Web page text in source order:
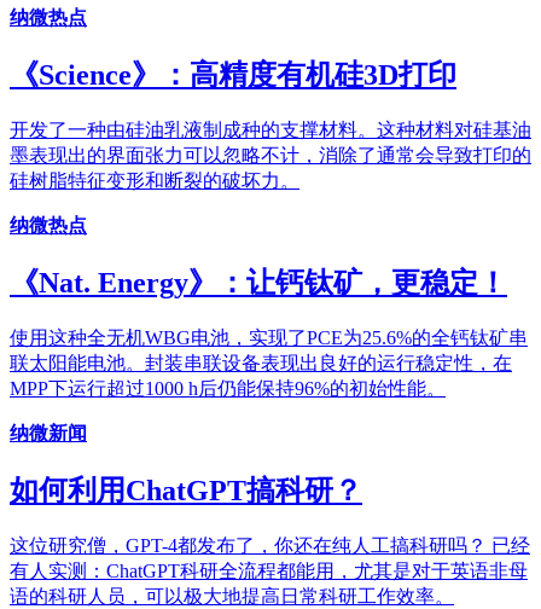
纳微热点
《Science》：高精度有机硅3D打印
开发了一种由硅油乳液制成种的支撑材料。这种材料对硅基油
墨表现出的界面张力可以忽略不计，消除了通常会导致打印的
硅树脂特征变形和断裂的破坏力。
纳微热点
《Nat. Energy》：让钙钛矿，更稳定！
使用这种全无机WBG电池，实现了PCE为25.6%的全钙钛矿串
联太阳能电池。封装串联设备表现出良好的运行稳定性，在
MPP下运行超过1000 h后仍能保持96%的初始性能。
纳微新闻
如何利用ChatGPT搞科研？
这位研究僧，GPT-4都发布了，你还在纯人工搞科研吗？ 已经
有人实测：ChatGPT科研全流程都能用，尤其是对于英语非母
语的科研人员，可以极大地提高日常科研工作效率。